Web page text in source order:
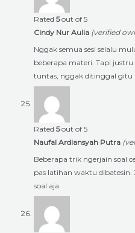
Rated 5out of 5
Cindy Nur Aulia (verified
Nggak semua sesi selalu
beberapa materi. Tapi
tuntas, nggak ditinggal gitu
Rated 5out of 5
Naufal Ardiansyah Putra
Beberapa trik ngerjain soal
pas latihan waktu
soal aja.